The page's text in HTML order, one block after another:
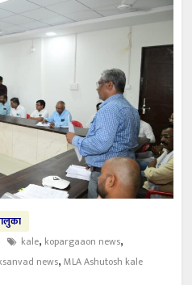
kale, kopargaaon news,
news,MLA Ashutosh kale